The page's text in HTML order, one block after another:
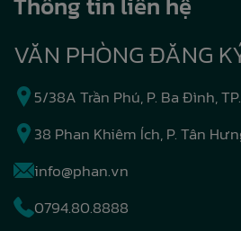
VĂN PHÒNG ĐĂNG
5/38A Trần Phú, P. Ba Đình,
38 Phan Khiêm Ích, P. Tân
info@phan.vn
0794.80.8888